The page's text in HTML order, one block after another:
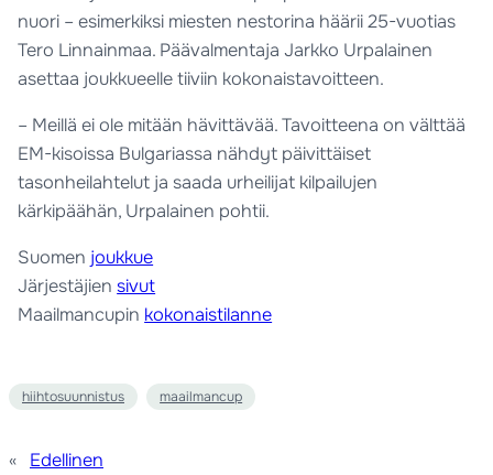
nuori – esimerkiksi miesten nestorina häärii 25-vuotias
Tero Linnainmaa. Päävalmentaja Jarkko Urpalainen
asettaa joukkueelle tiiviin kokonaistavoitteen.
– Meillä ei ole mitään hävittävää. Tavoitteena on välttää
EM-kisoissa Bulgariassa nähdyt päivittäiset
tasonheilahtelut ja saada urheilijat kilpailujen
kärkipäähän, Urpalainen pohtii.
Suomen joukkue
Järjestäjien sivut
Maailmancupin kokonaistilanne
hiihtosuunnistus maailmancup
«
Edellinen